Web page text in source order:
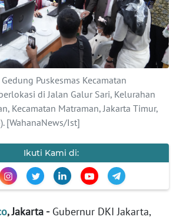
Puskesmas Kecamatan
di Jalan Galur Sari, Kelurahan
Kecamatan Matraman, Jakarta Timur,
[WahanaNews/Ist]
Ikuti Kami di:
, Jakarta -Gubernur DKI Jakarta,